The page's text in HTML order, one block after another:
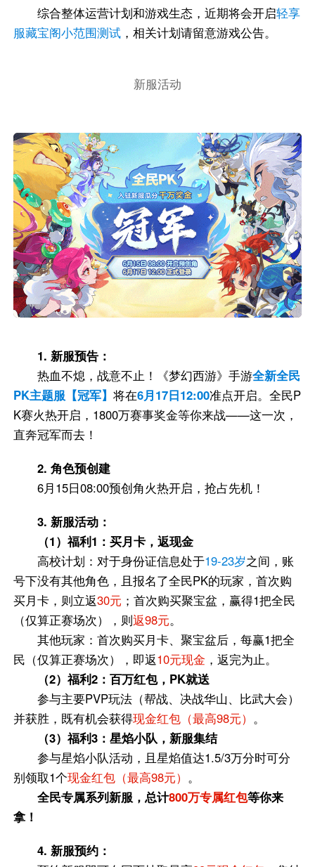
综合整体运营计划和游戏生态，近期将会开启轻享
服藏宝阁小范围测试 ，相关计划请留意游戏公告。
新服活动
1. 新服预告：
热血不熄，战意不止！《梦幻西游》手游全新全民
PK主题服【冠军】将在6月17日12:00准点开启。全民P
K赛火热开启，1800万赛事奖金等你来战——这一次，
直奔冠军而去！
2. 角色预创建
6月15日08:00预创角火热开启，抢占先机！
3. 新服活动：
（1）福利1：买月卡，返现金
高校计划：对于身份证信息处于19-23岁之间，账
号下没有其他角色，且报名了全民PK的玩家，首次购
买月卡，则立返30元 ；首次购买聚宝盆，赢得1把全民
（仅算正赛场次），则返98元。
其他玩家：首次购买月卡、聚宝盆后，每赢1把全
民（仅算正赛场次），即返10元现金 ，返完为止。
（2）福利2：百万红包，PK就送
参与主要PVP玩法（帮战、决战华山、比武大会）
并获胜，既有机会获得现金红包（最高98元） 。
（3）福利3：星焰小队，新服集结
参与星焰小队活动，且星焰值达1.5/3万分时可分
别领取1个现金红包（最高98元） 。
全民专属系列新服，总计800万专属红包等你来
拿！
4. 新服预约：